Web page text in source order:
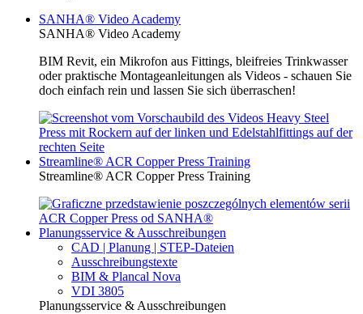
SANHA® Video Academy
SANHA® Video Academy
BIM Revit, ein Mikrofon aus Fittings, bleifreies Trinkwasser
oder praktische Montageanleitungen als Videos - schauen Sie
doch einfach rein und lassen Sie sich überraschen!
Streamline® ACR Copper Press Training
Streamline® ACR Copper Press Training
Planungsservice & Ausschreibungen
CAD | Planung | STEP-Dateien
Ausschreibungstexte
BIM & Plancal Nova
VDI 3805
Planungsservice & Ausschreibungen